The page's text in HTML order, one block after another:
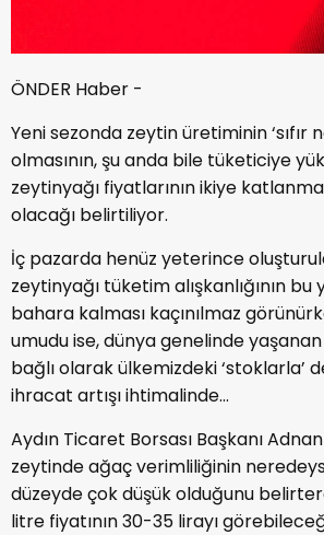
ÖNDER Haber -
Yeni sezonda zeytin üretiminin ‘sıfır
olmasının, şu anda bile tüketiciye
zeytinyağı fiyatlarının ikiye
olacağı belirtiliyor.
İç pazarda henüz yeterince
zeytinyağı tüketim alışkanlığının
bahara kalması kaçınılmaz
umudu ise, dünya genelinde
bağlı olarak ülkemizdeki ‘stoklarla’
ihracat artışı ihtimalinde...
Aydın Ticaret Borsası Başkanı
zeytinde ağaç verimliliğinin
düzeyde çok düşük olduğunu
litre fiyatının 30-35 lirayı